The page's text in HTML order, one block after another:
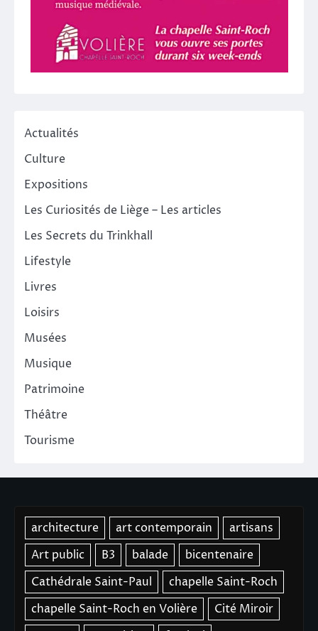
Actualités
Culture
Expositions
Les Curiosités de Liège – Les articles
Les Secrets du Trinkhall
Lifestyle
Livres
Loisirs
Musées
Musique
Patrimoine
Théâtre
Tourisme